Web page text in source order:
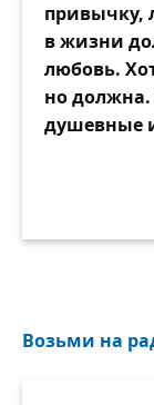
привычку,
в жизни
любовь.
но должна.
душевные
Возьми на